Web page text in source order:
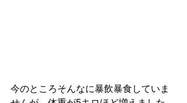
今のところそんなに暴飲暴食していま